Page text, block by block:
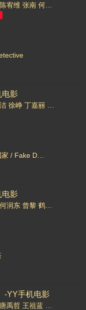
陈宥维 张南 何洛洛
电影
徐峥 丁嘉丽
Dad / Dad Dad
电影
何润东 曾黎 鹤男
-YY手机电影
唐禹哲 王祖蓝